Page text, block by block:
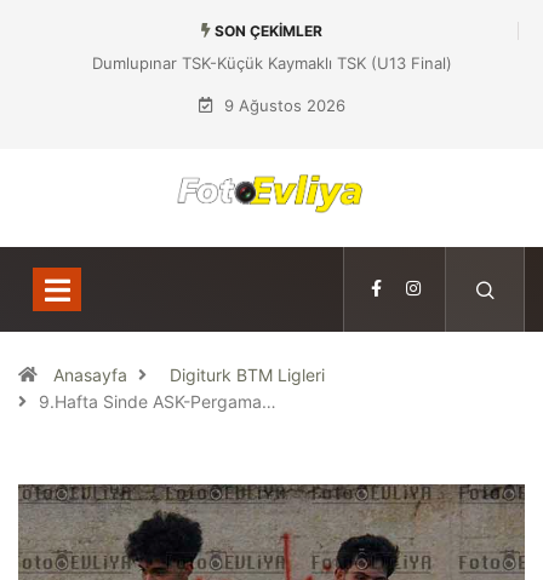
SON ÇEKIMLER
Dumlupınar TSK-Küçük Kaymaklı TSK (U13 Final)
9 Ağustos 2026
Anasayfa
Digiturk BTM Ligleri
9.Hafta Sinde ASK-Pergama…